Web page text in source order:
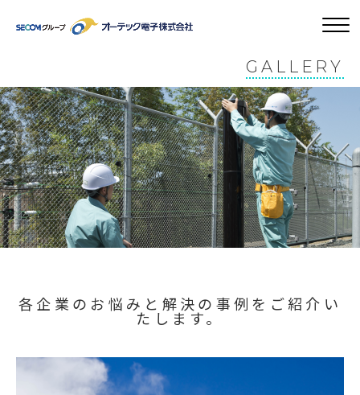
GALLERY
各企業のお悩みと解決の事例をご紹介い
たします。